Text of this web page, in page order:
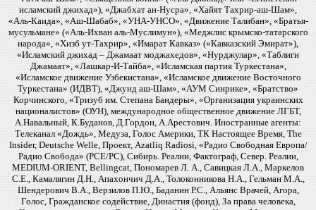
исламский джихад»), «Джабхат ан-Нусра», «Хайят Тахрир-аш-Шам»,
«Аль-Каида», «Аш-Шабаб», «УНА-УНСО», «Движение Талибан», «Братья-
мусульмане» («Аль-Ихван аль-Муслимун»), «Меджлис крымско-татарского
народа», «Хизб ут-Тахрир», «Имарат Кавказ» («Кавказский Эмират»),
«Исламский джихад – Джамаат моджахедов», «Нурджулар», «Таблиги
Джамаат», «Лашкар-И-Тайба», «Исламская партия Туркестана»,
«Исламское движение Узбекистана», «Исламское движение Восточного
Туркестана» (ИДВТ), «Джунд аш-Шам», «АУМ Синрике», «Братство»
Корчинского, «Тризуб им. Степана Бандеры», «Организация украинских
националистов» (ОУН), международное общественное движение ЛГБТ,
А.Навальный, К.Буданов, Д.Гордон, А.Арестович. Иностранные агенты:
Телеканал «Дождь», Медуза, Голос Америки, ТК Настоящее Время, The
Insider, Deutsche Welle, Проект, Azatliq Radiosi, «Радио Свободная Европа/
Радио Свобода» (PCE/PC), Сибирь. Реалии, Фактограф, Север. Реалии,
MEDIUM-ORIENT, Bellingcat, Пономарев Л. А., Савицкая Л.А., Маркелов
С.Е., Камалягин Д.Н., Апахончич Д.А., Толоконникова Н.А., Гельман М.А.,
Шендерович В.А., Верзилов П.Ю., Баданин Р.С., Альянс Врачей, Агора,
Голос, Гражданское содействие, Династия (фонд), За права человека,